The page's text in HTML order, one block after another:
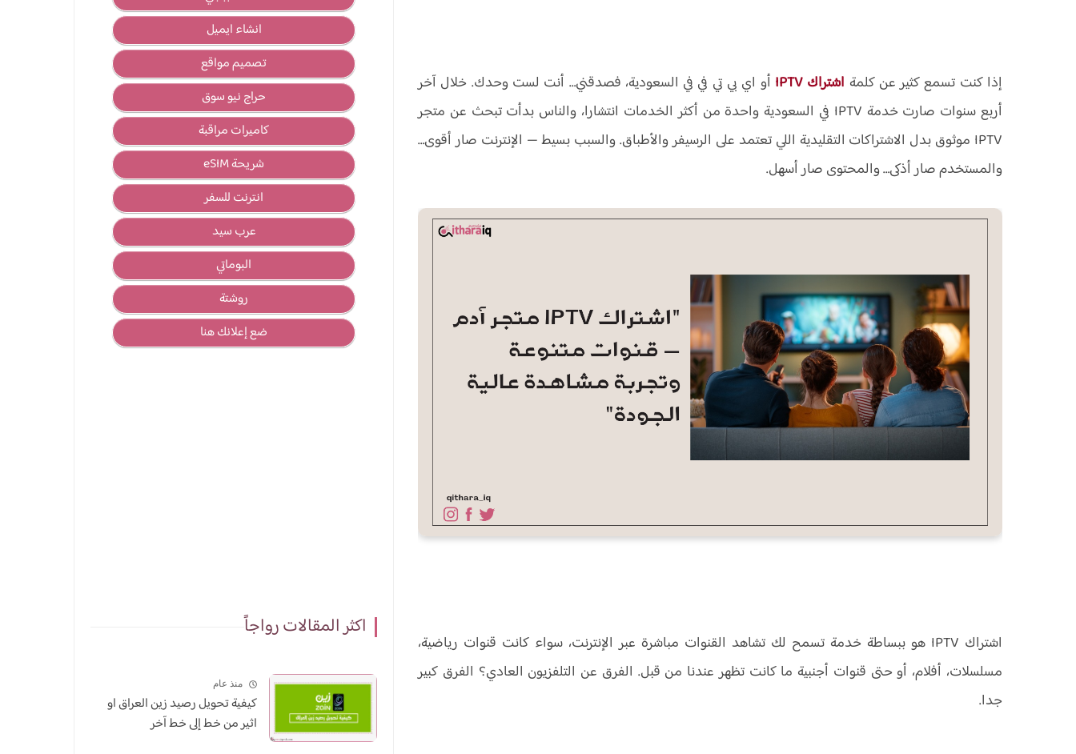
إذا كنت تسمع كثير عن كلمة اشتراك IPTV
أو اي بي تي في في السعودية، فصدقني… أنت لست وحدك. خلال آخر
أربع سنوات صارت خدمة IPTV في السعودية واحدة من أكثر الخدمات انتشارا، والناس بدأت تبحث عن متجر
IPTV موثوق بدل الاشتراكات التقليدية اللي تعتمد على الرسيفر والأطباق. والسبب بسيط — الإنترنت صار أقوى…
والمستخدم صار أذكى… والمحتوى صار أسهل.
اشتراك IPTV هو ببساطة خدمة تسمح لك تشاهد القنوات مباشرة عبر الإنترنت، سواء كانت قنوات رياضية،
مسلسلات، أفلام، أو حتى قنوات أجنبية ما كانت تظهر عندنا من قبل. الفرق عن التلفزيون العادي؟ الفرق كبير
جدا.
انشاء ايميل
تصميم مواقع
حراج نيو سوق
كاميرات مراقبة
شريحة eSIM
انترنت للسفر
عرب سيد
البوماتي
روشتة
ضع إعلانك هنا
اكثر المقالات رواجاً
منذ عام
كيفية تحويل رصيد زين العراق او
اثير من خط إلى خط آخر